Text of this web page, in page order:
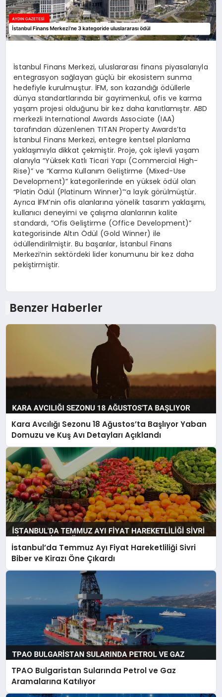
İstanbul Finans Merkezi, uluslararası finans piyasalarıyla
entegrasyon sağlayan güçlü bir ekosistem sunma
hedefiyle kurulmuştur. İFM, son kazandığı ödüllerle
dünya standartlarında bir gayrimenkul, ofis ve karma
yaşam projesi olduğunu bir kez daha kanıtlamıştır. ABD
merkezli International Awards Associate (IAA)
tarafından düzenlenen TITAN Property Awards’ta
İstanbul Finans Merkezi, entegre kentsel planlama
yaklaşımıyla dikkat çekmiştir. Proje, çok işlevli yaşam
alanıyla “Yüksek Katlı Ticari Yapı (Commercial High-
Rise)” ve “Karma Kullanım Geliştirme (Mixed-Use
Development)” kategorilerinde en yüksek ödül olan
“Platin Ödül (Platinum Winner)”‘a layık görülmüştür.
Ayrıca İFM’nin ofis alanlarına yönelik tasarım yaklaşımı,
kullanıcı deneyimi ve çalışma alanlarının kalite
standardı, “Ofis Geliştirme (Office Development)”
kategorisinde Altın Ödül (Gold Winner) ile
ödüllendirilmiştir. Bu başarılar, İstanbul Finans
Merkezi’nin sektördeki lider konumunu bir kez daha
pekiştirmiştir.
Benzer Haberler
Kara Avcılığı Sezonu 18 Ağustos’ta Başlıyor Yaban
Domuzu ve Kuş Avı Detayları Açıklandı
İstanbul’da Temmuz Ayı Fiyat Hareketliliği Sivri
Biber ve Kirazı Öne Çıkardı
TPAO Bulgaristan Sularında Petrol ve Gaz
Aramalarına Katılıyor